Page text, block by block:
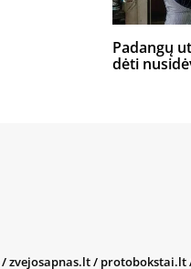
Padangų
dėti
/zvejosapnas.lt/ protobokstai.lt